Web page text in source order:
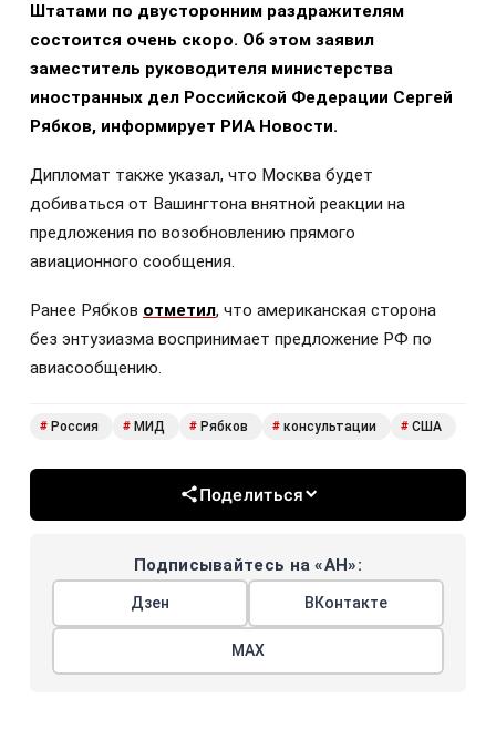
Штатами по двусторонним раздражителям
состоится очень скоро. Об этом заявил
заместитель руководителя министерства
иностранных дел Российской Федерации Сергей
Рябков, информирует РИА Новости.
Дипломат также указал, что Москва будет
добиваться от Вашингтона внятной реакции на
предложения по возобновлению прямого
авиационного сообщения.
Ранее Рябков отметил, что американская сторона
без энтузиазма воспринимает предложение РФ по
авиасообщению.
# Россия # МИД # Рябков # консультации # США
Поделиться
Подписывайтесь на «АН»:
Дзен ВКонтакте
МАХ